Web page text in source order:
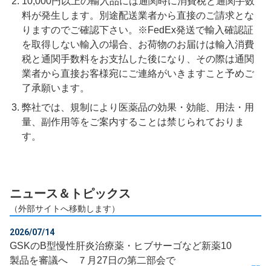
料が発生します。別途配送業者から直接のご請求とな
りますのでご確認下さい。※FedEx発送で輸入確認証
を取得しない輸入の場合、お荷物のお届けは輸入消費
税と通関手数料をお支払した後になり、その際は通関
業者から直接お客様宛にご連絡がいきますこと予めご
了承願います。
弊社では、規制により医薬品の効果・効能、用法・用
量、副作用等をご案内することは禁じられておりま
す。
ニュース＆トピックス
（外部サイトへ移動します）
2026/07/14
GSKのB型慢性肝炎治療薬・ヒブサーゴなど新薬10
製品を審議へ ７月27日の第二部会で